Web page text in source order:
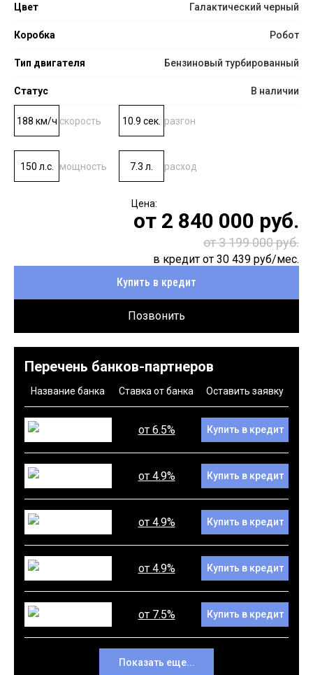
Цвет Галактический черный
Коробка Робот
Тип двигателя Бензиновый турбированный
Статус В наличии
188 км/ч скорость 10.9 сек. разгон
150 л.с. мощность 7.3 л. расход
от 2 840 000 руб.
от 3 199 000 руб.
в кредит от 30 439 руб/мес.
Купить в кредит
Позвонить
Перечень банков-партнеров
Название банка Ставка от банка Оставить заявку
от 6.5% Купить в кредит
от 4.9% Купить в кредит
от 4.9% Купить в кредит
от 4.9% Купить в кредит
от 7.5% Купить в кредит
Показать еще...